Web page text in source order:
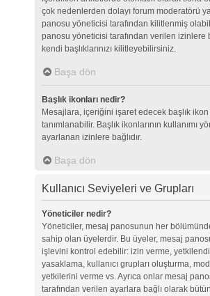
çok nedenlerden dolayı forum moderatörü
panosu yöneticisi tarafından kilitlenmiş
panosu yöneticisi tarafından verilen izinlere
kendi başlıklarınızı kilitleyebilirsiniz.
Başa dön
Başlık ikonları nedir?
Mesajlara, içeriğini işaret edecek başlık
tanımlanabilir. Başlık ikonlarının kullanımı
ayarlanan izinlere bağlıdır.
Başa dön
Kullanıcı Seviyeleri ve Grupları
Yöneticiler nedir?
Yöneticiler, mesaj panosunun her
sahip olan üyelerdir. Bu üyeler, mesaj
işlevini kontrol edebilir: izin verme,
yasaklama, kullanıcı grupları oluşturma,
yetkilerini verme vs. Ayrıca onlar mesaj
tarafından verilen ayarlara bağlı olarak